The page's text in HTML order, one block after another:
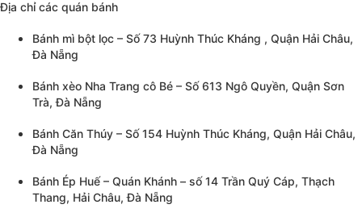
Địa chỉ các quán bánh
Bánh mì bột lọc – Số 73 Huỳnh Thúc Kháng , Quận Hải Châu,
Đà Nẵng
Bánh xèo Nha Trang cô Bé – Số 613 Ngô Quyền, Quận Sơn
Trà, Đà Nẵng
Bánh Căn Thúy – Số 154 Huỳnh Thúc Kháng, Quận Hải Châu,
Đà Nẵng
Bánh Ép Huế – Quán Khánh – số 14 Trần Quý Cáp, Thạch
Thang, Hải Châu, Đà Nẵng